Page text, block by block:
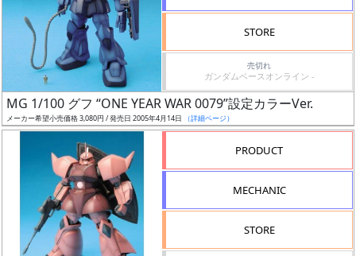
リ
ー
ズ・
STORE
売切れ
ガンダムベースオンライン -
MG 1/100 グフ “ONE YEAR WAR 0079”設定カラーVer.
メーカー希望小売価格 3,080円 / 発売日 2005年4月14日 （詳細ページ）
PRODUCT
MECHANIC
STORE